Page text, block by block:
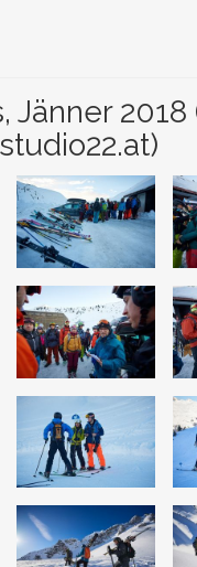
Jänner 2018